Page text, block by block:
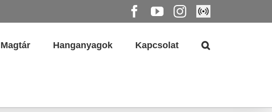
Facebook
YouTube
Instagram
Élő
közvetítés
Magtár Hanganyagok Kapcsolat